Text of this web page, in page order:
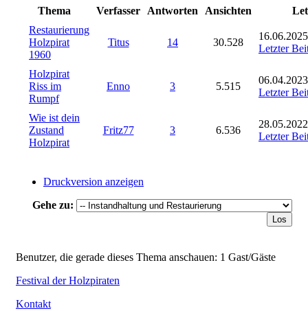
Thema Verfasser Antworten Ansichten
Restaurierung
Holzpirat
1960
Titus 14 30.528
Letzter
Holzpirat
Riss im
Rumpf
Enno 3 5.515
Letzter
Wie ist dein
Zustand
Holzpirat
Fritz77 3 6.536
Letzter
Druckversion anzeigen
Gehe zu:
Benutzer, die gerade dieses Thema anschauen: 1 Gast/Gäste
Festival der Holzpiraten
Kontakt